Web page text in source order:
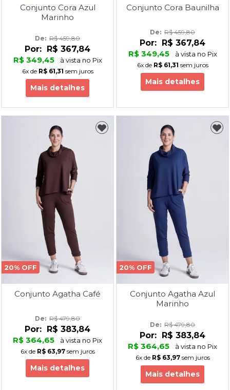
Conjunto Cora Azul
Marinho
De: R$ 459,80
Por: R$ 367,84
R$ 349,45
à vista no Pix
6xde R$ 61,31 sem juros
Mais detalhes
Conjunto Cora Baunilha
De: R$ 459,80
Por: R$ 367,84
R$ 349,45
à vista no Pix
6xde R$ 61,31 sem juros
Mais detalhes
20% OFF
Conjunto Agatha Café
De: R$ 479,80
Por: R$ 383,84
R$ 364,65
à vista no Pix
6xde R$ 63,97sem juros
Mais detalhes
20% OFF
Conjunto Agatha Azul
Marinho
De: R$ 479,80
Por: R$ 383,84
R$ 364,65
à vista no Pix
6xde R$ 63,97sem juros
Mais detalhes